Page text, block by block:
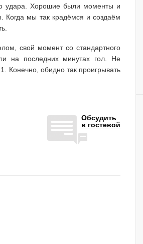
удара. Хорошие были моменты и
Когда мы так крадёмся и создаём
свой момент со стандартного
на последних минутах гол. Не
Конечно, обидно так проигрывать
Обсудить
в гостевой